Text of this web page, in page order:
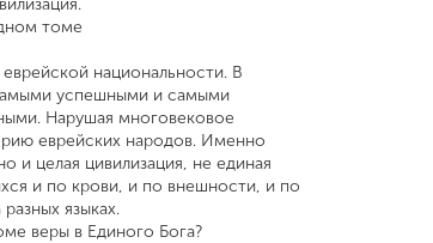
томе
национальности. В
успешными и самыми
Нарушая многовековое
еврейских народов. Именно
и целая цивилизация, не единая
и по крови, и по внешности, и по
языках.
веры в Единого Бога?